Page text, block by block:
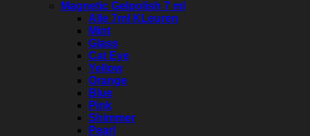
Magnetic Gelpolish 7 ml
Alle 7ml KLeuren
Mint
Glass
Cat Eye
Yellow
Orange
Blue
Pink
Shimmer
Pearl